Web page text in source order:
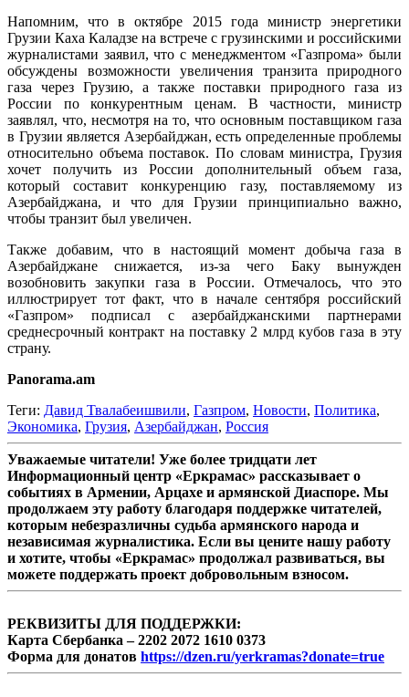
Напомним, что в октябре 2015 года министр энергетики
Грузии Каха Каладзе на встрече с грузинскими и российскими
журналистами заявил, что с менеджментом «Газпрома» были
обсуждены возможности увеличения транзита природного
газа через Грузию, а также поставки природного газа из
России по конкурентным ценам. В частности, министр
заявлял, что, несмотря на то, что основным поставщиком газа
в Грузии является Азербайджан, есть определенные проблемы
относительно объема поставок. По словам министра, Грузия
хочет получить из России дополнительный объем газа,
который составит конкуренцию газу, поставляемому из
Азербайджана, и что для Грузии принципиально важно,
чтобы транзит был увеличен.
Также добавим, что в настоящий момент добыча газа в
Азербайджане снижается, из-за чего Баку вынужден
возобновить закупки газа в России. Отмечалось, что это
иллюстрирует тот факт, что в начале сентября российский
«Газпром» подписал с азербайджанскими партнерами
среднесрочный контракт на поставку 2 млрд кубов газа в эту
страну.
Panorama.am
Теги: Давид Твалабеишвили, Газпром, Новости, Политика,
Экономика, Грузия, Азербайджан, Россия
Уважаемые читатели! Уже более тридцати лет
Информационный центр «Еркрамас» рассказывает о
событиях в Армении, Арцахе и армянской Диаспоре. Мы
продолжаем эту работу благодаря поддержке читателей,
которым небезразличны судьба армянского народа и
независимая журналистика. Если вы цените нашу работу
и хотите, чтобы «Еркрамас» продолжал развиваться, вы
можете поддержать проект добровольным взносом.
РЕКВИЗИТЫ ДЛЯ ПОДДЕРЖКИ:
Карта Сбербанка – 2202 2072 1610 0373
Форма для донатов https://dzen.ru/yerkramas?donate=true